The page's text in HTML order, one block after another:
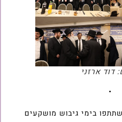
דוד ארזני
•
בימי גיבוש מושקעים